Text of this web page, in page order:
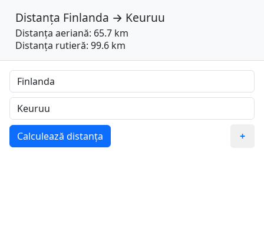
Distanța Finlanda → Keuruu
Distanța aeriană: 65.7 km
Distanța rutieră: 99.6 km
Calculează distanța +